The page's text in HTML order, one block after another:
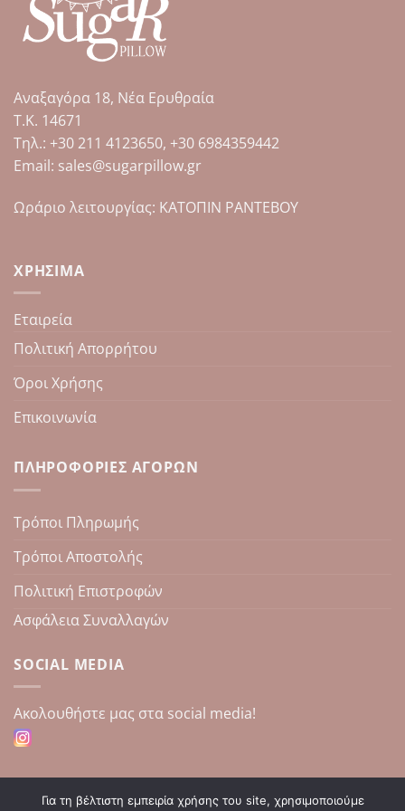
πολλαπλές
παραλλαγές.
Οι
επιλογές
να
στη
σελίδα
του
Αναξαγόρα 18, Νέα Ερυθραία
Τ.Κ. 14671
Tηλ.: +30 211 4123650, +30 6984359442
Email: sales@sugarpillow.gr
Ωράριο λειτουργίας: ΚΑΤΟΠΙΝ ΡΑΝΤΕΒΟΥ
ΧΡΉΣΙΜΑ
Εταιρεία
Πολιτική Απορρήτου
Όροι Χρήσης
Επικοινωνία
ΠΛΗΡΟΦΟΡΊΕΣ ΑΓΟΡΏΝ
Τρόποι Πληρωμής
Τρόποι Αποστολής
Πολιτική Επιστροφών
Ασφάλεια Συναλλαγών
SOCIAL MEDIA
Aκολουθήστε μας στα social media!
Για τη βέλτιστη εμπειρία χρήσης του site, χρησιμοποιούμε